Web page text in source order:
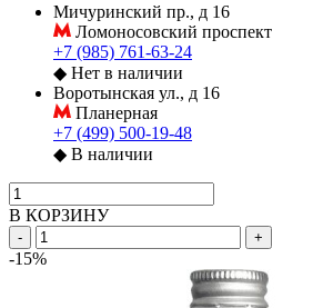
Мичуринский пр., д 16
Ломоносовский проспект
+7 (985) 761-63-24
◆ Нет в наличии
Воротынская ул., д 16
Планерная
+7 (499) 500-19-48
◆ В наличии
В КОРЗИНУ
- +
-15%